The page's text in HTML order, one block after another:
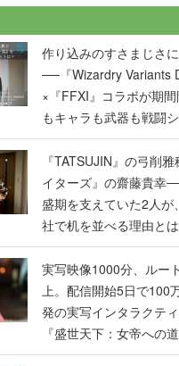
作り込みのすさまじさ
──『Wizardry Variants
×『FFXI』コラボが期
もキャラも武器も戦闘
で作り込まれた理由を
く
『TATSUJIN』の弓削
イターズ』の齋藤貴幸
盛期を支えていた2人が
社で机を並べる理由と
『TATSUJIN
んだレジェンド2人に訊
実写映像1000分、ルー
上。配信開始5日で100
発の実写インタラクテ
『盛世天下：女帝への
うこだわりをプロデュ